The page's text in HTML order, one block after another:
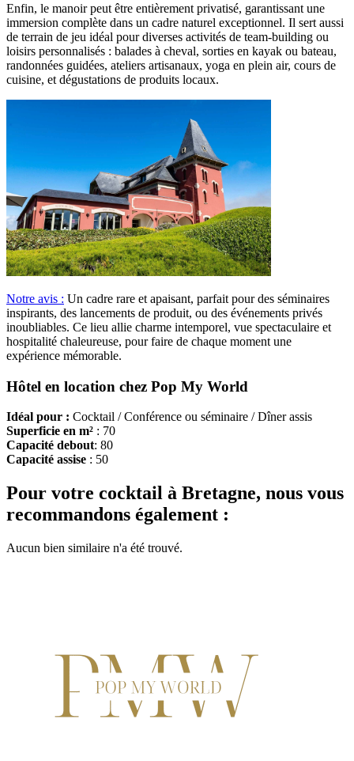
Enfin, le manoir peut être entièrement privatisé, garantissant une
immersion complète dans un cadre naturel exceptionnel. Il sert aussi
de terrain de jeu idéal pour diverses activités de team-building ou
loisirs personnalisés : balades à cheval, sorties en kayak ou bateau,
randonnées guidées, ateliers artisanaux, yoga en plein air, cours de
cuisine, et dégustations de produits locaux.
Notre avis : Un cadre rare et apaisant, parfait pour des séminaires
inspirants, des lancements de produit, ou des événements privés
inoubliables. Ce lieu allie charme intemporel, vue spectaculaire et
hospitalité chaleureuse, pour faire de chaque moment une
expérience mémorable.
Hôtel en location chez Pop My World
Idéal pour : Cocktail / Conférence ou séminaire / Dîner assis
Superficie en m² : 70
Capacité debout: 80
Capacité assise : 50
Pour votre cocktail à Bretagne, nous vous
recommandons également :
Aucun bien similaire n'a été trouvé.